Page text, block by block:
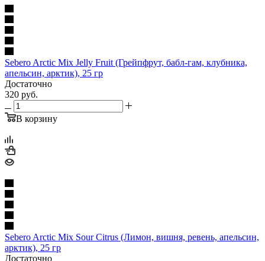
Sebero Arctic Mix Jelly Fruit (Грейпфрут, бабл-гам, клубника,
апельсин, арктик), 25 гр
Достаточно
320 руб.
В корзину
Sebero Arctic Mix Sour Citrus (Лимон, вишня, ревень, апельсин,
арктик), 25 гр
Достаточно